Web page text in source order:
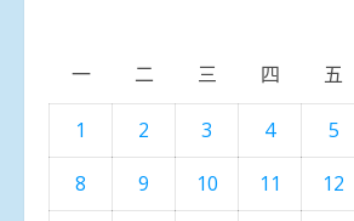
一 二 三 四 五
1 2 3 4 5
8
9 10 11 12